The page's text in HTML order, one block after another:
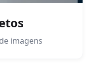
imagens